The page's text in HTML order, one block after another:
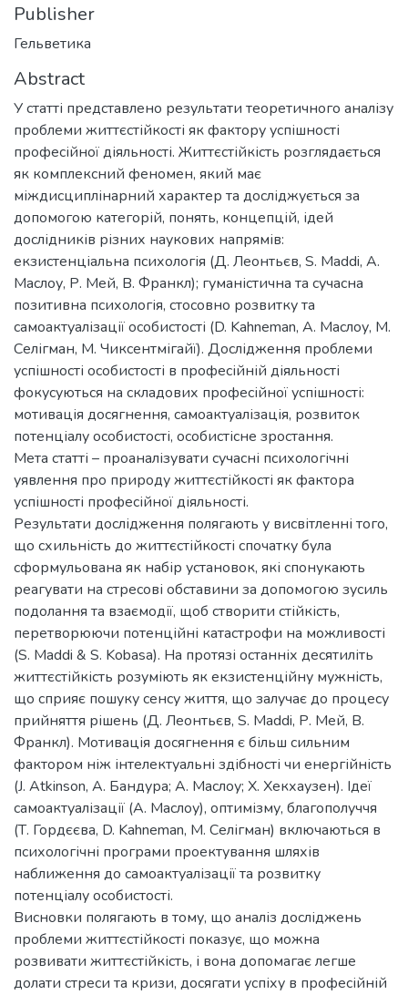
Publisher
Гельветика
Abstract
У статті представлено результати теоретичного аналізу
проблеми життєстійкості як фактору успішності
професійної діяльності. Життєстійкість розглядається
як комплексний феномен, який має
міждисциплінарний характер та досліджується за
допомогою категорій, понять, концепцій, ідей
дослідників різних наукових напрямів:
екзистенціальна психологія (Д. Леонтьєв, S. Maddi, А.
Маслоу, Р. Мей, В. Франкл); гуманістична та сучасна
позитивна психологія, стосовно розвитку та
самоактуалізації особистості (D. Kahneman, А. Маслоу, М.
Селігман, М. Чиксентмігайї). Дослідження проблеми
успішності особистості в професійній діяльності
фокусуються на складових професійної успішності:
мотивація досягнення, самоактуалізація, розвиток
потенціалу особистості, особистісне зростання.
Мета статті – проаналізувати сучасні психологічні
уявлення про природу життєстійкості як фактора
успішності професійної діяльності.
Результати дослідження полягають у висвітленні того,
що схильність до життєстійкості спочатку була
сформульована як набір установок, які спонукають
реагувати на стресові обставини за допомогою зусиль
подолання та взаємодії, щоб створити стійкість,
перетворюючи потенційні катастрофи на можливості
(S. Maddi & S. Kobasa). На протязі останніх десятиліть
життєстійкість розуміють як екзистенційну мужність,
що сприяє пошуку сенсу життя, що залучає до процесу
прийняття рішень (Д. Леонтьєв, S. Maddi, Р. Мей, В.
Франкл). Мотивація досягнення є більш сильним
фактором ніж інтелектуальні здібності чи енергійність
(J. Atkinson, А. Бандура; А. Маслоу; Х. Хекхаузен). Ідеї
самоактуалізації (А. Маслоу), оптимізму, благополуччя
(Т. Гордєєва, D. Kahneman, М. Селігман) включаються в
психологічні програми проектування шляхів
наближення до самоактуалізації та розвитку
потенціалу особистості.
Висновки полягають в тому, що аналіз досліджень
проблеми життєстійкості показує, що можна
розвивати життєстійкість, і вона допомагає легше
долати стреси та кризи, досягати успіху в професійній